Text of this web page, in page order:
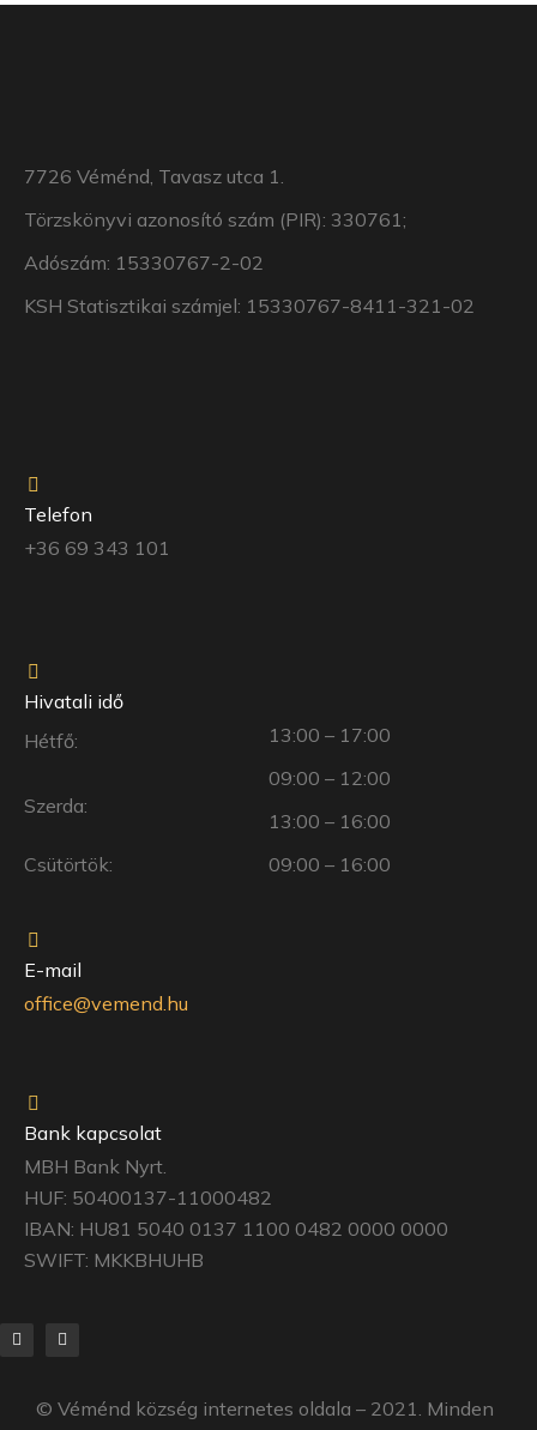
7726 Véménd, Tavasz utca 1.
Törzskönyvi azonosító szám (PIR): 330761;
Adószám: 15330767-2-02
KSH Statisztikai számjel: 15330767-8411-321-02
Telefon
+36 69 343 101
Hivatali idő
Hétfő:
13:00 – 17:00
Szerda:
09:00 – 12:00
13:00 – 16:00
Csütörtök:
09:00 – 16:00
E-mail
office@vemend.hu
Bank kapcsolat
MBH Bank Nyrt.
HUF: 50400137-11000482
IBAN: HU81 5040 0137 1100 0482 0000 0000
SWIFT: MKKBHUHB
© Véménd község internetes oldala – 2021. Minden